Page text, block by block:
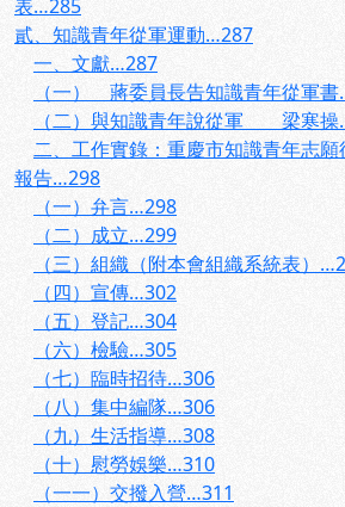
表…285
貳、知識青年從軍運動…287
一、文獻…287
（一） 蔣委員長告知識青年從軍
（二）與知識青年說從軍 梁寒
二、工作實錄：重慶市知識青年志
報告…298
（一）弁言…298
（二）成立…299
（三）組織（附本會組織系統表）
（四）宣傳…302
（五）登記…304
（六）檢驗…305
（七）臨時招待…306
（八）集中編隊…306
（九）生活指導…308
（十）慰勞娛樂…310
（一一）交撥入營…311